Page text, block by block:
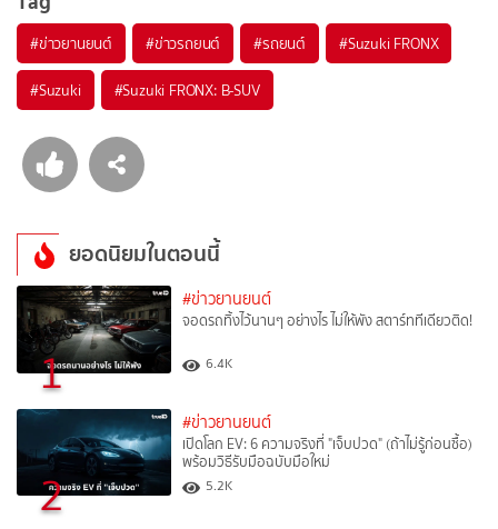
#ข่าวยานยนต์ #ข่าวรถยนต์ #รถยนต์ #Suzuki FRONX
#Suzuki #Suzuki FRONX: B-SUV
ยอดนิยมในตอนนี้
1
#ข่าวยานยนต์
จอดรถทิ้งไว้นานๆ อย่างไร ไม่ให้พัง สตาร์ททีเดียวติด!
6.4K
2
#ข่าวยานยนต์
เปิดโลก EV: 6 ความจริงที่ "เจ็บปวด" (ถ้าไม่รู้ก่อนซื้อ)
พร้อมวิธีรับมือฉบับมือใหม่
5.2K